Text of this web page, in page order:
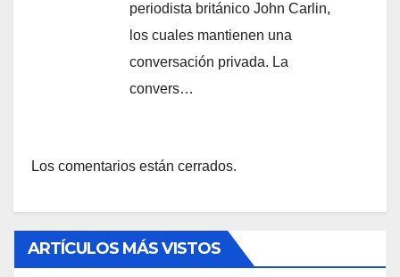
periodista británico John Carlin,
los cuales mantienen una
conversación privada. La
convers…
Los comentarios están cerrados.
ARTÍCULOS MÁS VISTOS